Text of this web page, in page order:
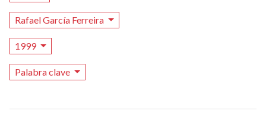
Rafael García Ferreira
1999
Palabra clave